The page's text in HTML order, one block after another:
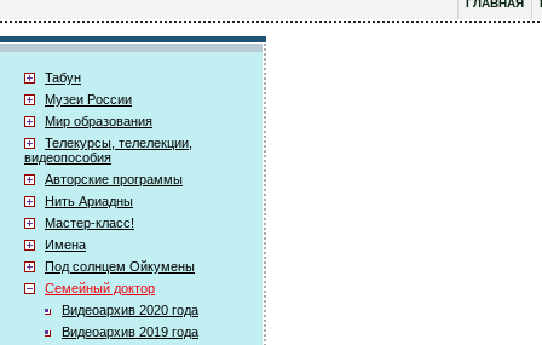
ГЛАВНАЯ
Табун
Музеи России
Мир образования
Телекурсы, телелекции,
видеопособия
Авторские программы
Нить Ариадны
Мастер-класс!
Имена
Под солнцем Ойкумены
Семейный доктор
Видеоархив 2020 года
Видеоархив 2019 года